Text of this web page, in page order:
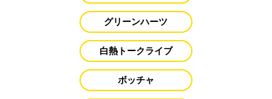
グリーンハーツ
白熱トークライブ
ボッチャ